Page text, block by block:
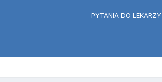
PYTANIA DO LEKARZY